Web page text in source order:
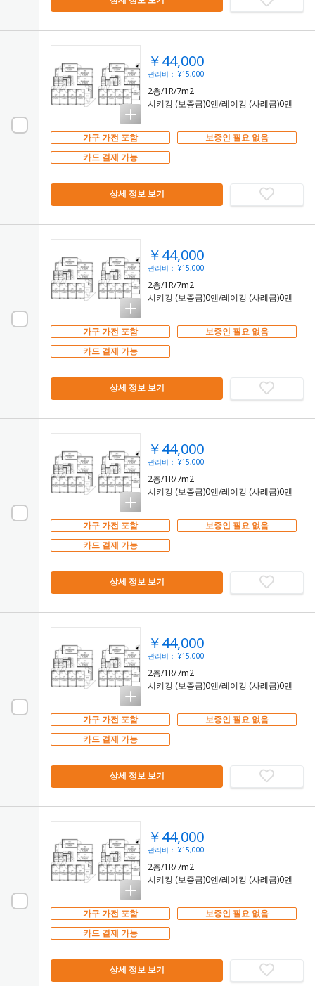
￥44,000
관리비： ¥15,000
2층/1R/7m2
시키킹 (보증금)0엔/레이킹 (사례금)0엔
가구 가전 포함
보증인 필요 없음
카드 결제 가능
상세 정보 보기
￥44,000
관리비： ¥15,000
2층/1R/7m2
시키킹 (보증금)0엔/레이킹 (사례금)0엔
가구 가전 포함
보증인 필요 없음
카드 결제 가능
상세 정보 보기
￥44,000
관리비： ¥15,000
2층/1R/7m2
시키킹 (보증금)0엔/레이킹 (사례금)0엔
가구 가전 포함
보증인 필요 없음
카드 결제 가능
상세 정보 보기
￥44,000
관리비： ¥15,000
2층/1R/7m2
시키킹 (보증금)0엔/레이킹 (사례금)0엔
가구 가전 포함
보증인 필요 없음
카드 결제 가능
상세 정보 보기
￥44,000
관리비： ¥15,000
2층/1R/7m2
시키킹 (보증금)0엔/레이킹 (사례금)0엔
가구 가전 포함
보증인 필요 없음
카드 결제 가능
상세 정보 보기